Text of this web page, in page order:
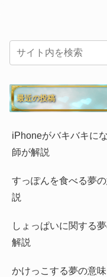
最近の投稿
iPhoneがバキバキに
師が解説
すっぽんを食べる夢
説
しょっぱいに関する
解説
かけっこする夢の意